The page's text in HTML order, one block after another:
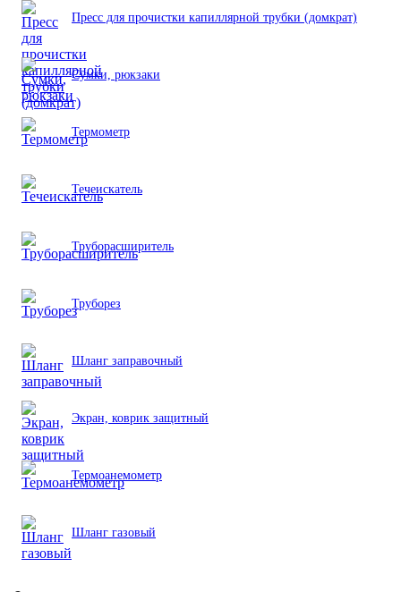
Пресс для прочистки капиллярной трубки (домкрат)
Сумки, рюкзаки
Термометр
Течеискатель
Труборасширитель
Труборез
Шланг заправочный
Экран, коврик защитный
Термоанемометр
Шланг газовый